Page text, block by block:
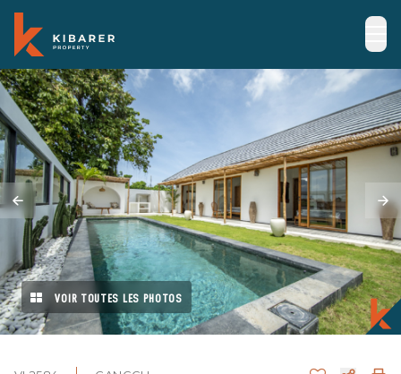
VOIR TOUTES LES PHOTOS